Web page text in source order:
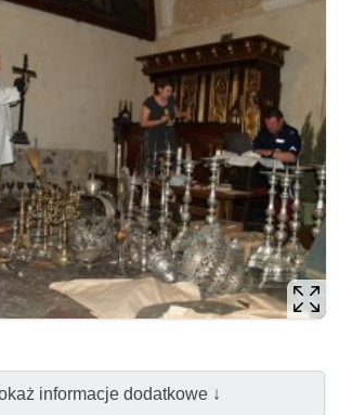
informacje dodatkowe ↓